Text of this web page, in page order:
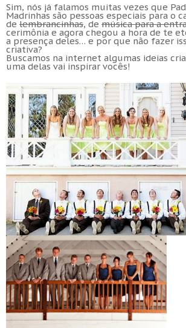
Sim, nós já falamos muitas vezes que
Madrinhas são pessoas especiais para o
de lembrancinhas, de música para a
cerimônia e agora chegou a hora de te
a presença deles… e por que não fazer
criativa?
Buscamos na internet algumas ideias
uma delas vai inspirar vocês!